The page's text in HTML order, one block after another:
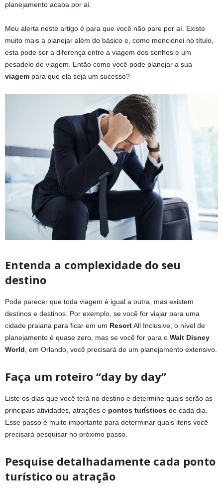
planejamento acaba por aí.
Meu alerta neste artigo é para que você não pare por aí. Existe
muito mais a planejar além do básico e, como mencionei no título,
esta pode ser a diferença entre a viagem dos sonhos e um
pesadelo de viagem. Então como você pode planejar a sua
viagem para que ela seja um sucesso?
Entenda a complexidade do seu
destino
Pode parecer que toda viagem é igual a outra, mas existem
destinos e destinos. Por exemplo, se você for viajar para uma
cidade praiana para ficar em um ResortAll Inclusive, o nível de
planejamento é quase zero, mas se você for para o Walt Disney
World , em Orlando, você precisará de um planejamento extensivo.
Faça um roteiro “day by day”
Liste os dias que você terá no destino e determine quais serão as
principais atividades, atrações e pontos turísticos de cada dia.
Esse passo é muito importante para determinar quais itens você
precisará pesquisar no próximo passo.
Pesquise detalhadamente cada ponto
turístico ou atração